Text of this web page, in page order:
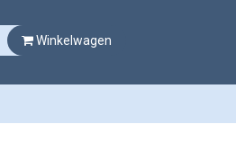
Winkelwagen